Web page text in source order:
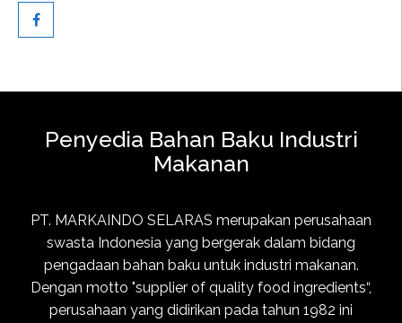
Penyedia Bahan Baku Industri
Makanan
PT. MARKAINDO SELARAS merupakan perusahaan
swasta Indonesia yang bergerak dalam bidang
pengadaan bahan baku untuk industri makanan.
Dengan motto "supplier of quality food ingredients“,
perusahaan yang didirikan pada tahun 1982 ini